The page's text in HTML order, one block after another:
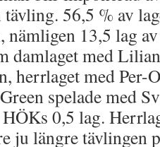
56,5 % av
nämligen 13,5 lag
damlaget med
herrlaget med Per-
spelade med
0,5 lag.
ju längre tävlingen